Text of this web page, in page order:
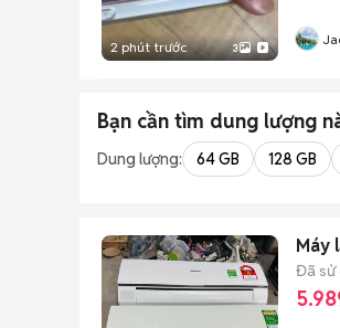
2 phút trước 3
Bạn cần tìm dung lượng
Dung lượng: 64 GB 128 GB
Máy
Đã sử